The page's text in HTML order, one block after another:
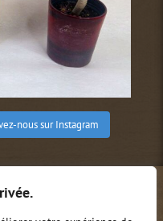
nous sur Instagram
de vente